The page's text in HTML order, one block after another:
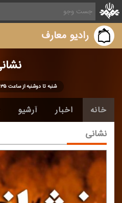
رادیو معارف
شنبه تا دوشنبه از ساعت ۰۴:۳۵ به مدت ۵ دقیقه
خانه اخبار آرشیو
نشانی